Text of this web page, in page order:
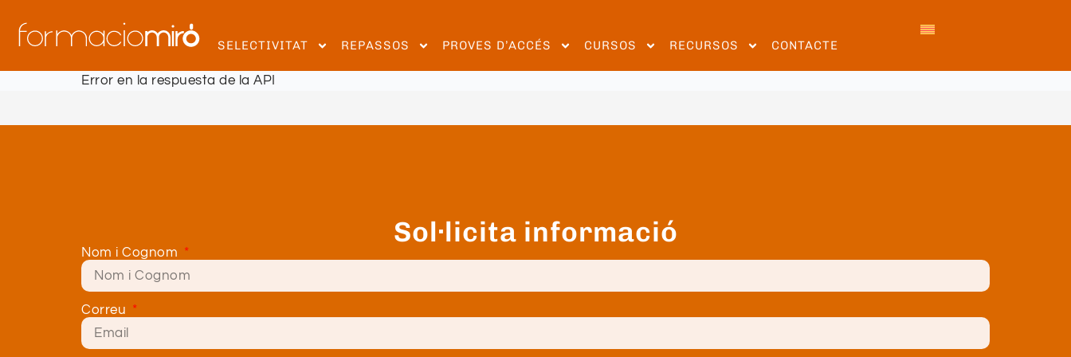
SELECTIVITAT REPASSOS PROVES D’ACCÉS CURSOS RECURSOS CONTACTE
Error en la respuesta de la API
Sol·licita informació
Nom i Cognom
Correu